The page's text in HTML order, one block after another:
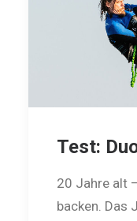
Test:
20 Jahre alt
backen. Das